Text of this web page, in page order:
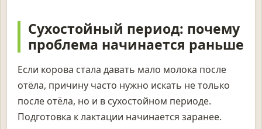
Сухостойный период: почему
проблема начинается раньше
Если корова стала давать мало молока после
отёла, причину часто нужно искать не только
после отёла, но и в сухостойном периоде.
Подготовка к лактации начинается заранее.